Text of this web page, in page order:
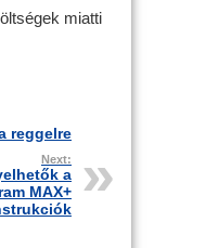
miatti
reggelre
Next:
a
MAX+